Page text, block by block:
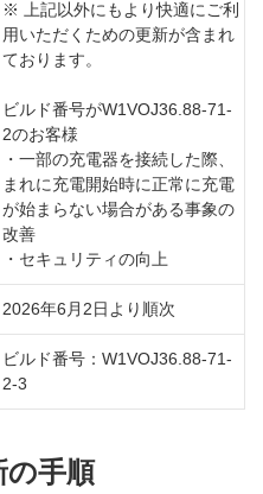
※ 上記以外にもより快適にご利
用いただくための更新が含まれ
ております。
ビルド番号がW1VOJ36.88-71-
2のお客様
・一部の充電器を接続した際、
まれに充電開始時に正常に充電
が始まらない場合がある事象の
改善
・セキュリティの向上
2026年6月2日より順次
ビルド番号：W1VOJ36.88-71-
2-3
手順